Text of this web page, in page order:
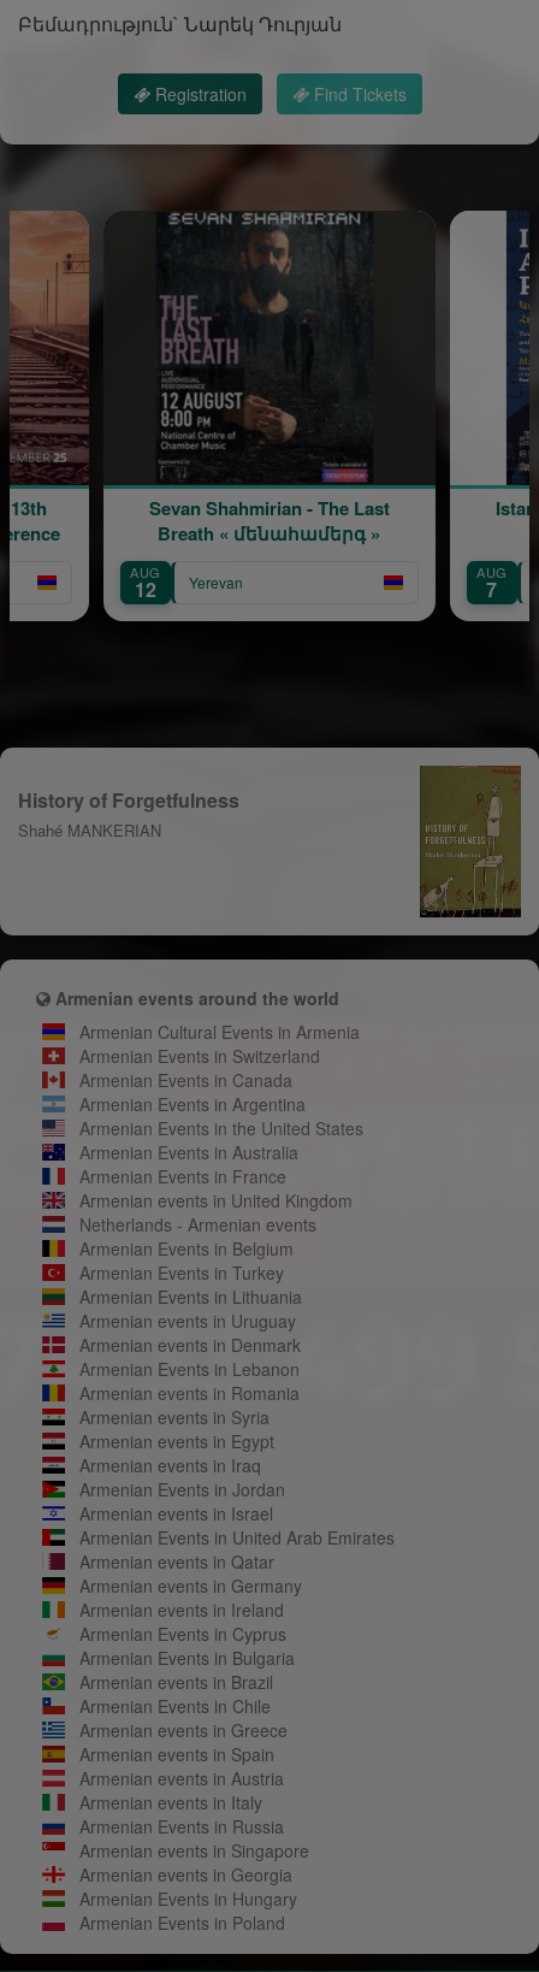
Բեմադրություն` Նարեկ Դուրյան
Registration Find Tickets
Shahmirian - The Last
« մենահամերգ »
Yerevan
Istanbul's Armenian
Yerevan
History of Forgetfulness
Shahé MANKERIAN
Armenian events around the world
Armenian Cultural Events in Armenia
Armenian Events in Switzerland
Armenian Events in Canada
Armenian Events in Argentina
Armenian Events in the United States
Armenian Events in Australia
Armenian Events in France
Armenian events in United Kingdom
Netherlands - Armenian events
Armenian Events in Belgium
Armenian Events in Turkey
Armenian Events in Lithuania
Armenian events in Uruguay
Armenian events in Denmark
Armenian Events in Lebanon
Armenian events in Romania
Armenian events in Syria
Armenian events in Egypt
Armenian events in Iraq
Armenian Events in Jordan
Armenian events in Israel
Armenian Events in United Arab Emirates
Armenian events in Qatar
Armenian events in Germany
Armenian events in Ireland
Armenian Events in Cyprus
Armenian Events in Bulgaria
Armenian events in Brazil
Armenian Events in Chile
Armenian events in Greece
Armenian events in Spain
Armenian events in Austria
Armenian events in Italy
Armenian Events in Russia
Armenian events in Singapore
Armenian events in Georgia
Armenian Events in Hungary
Armenian Events in Poland